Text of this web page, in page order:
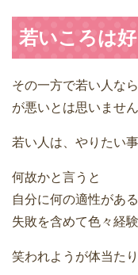
若いころは
その一方で若い人な
が悪いとは思いません
若い人は、やりたい
何故かと言うと
自分に何の適性があ
失敗を含めて色々経
笑われようが体当た